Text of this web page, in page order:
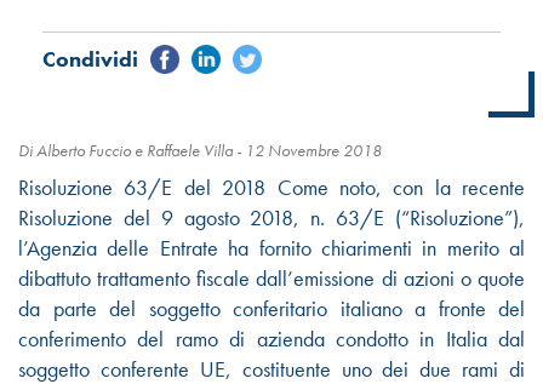
Di Alberto Fuccio e Raffaele Villa - 12 Novembre 2018
Risoluzione 63/E del 2018 Come noto, con la recente
Risoluzione del 9 agosto 2018, n. 63/E (“Risoluzione”),
l’Agenzia delle Entrate ha fornito chiarimenti in merito al
dibattuto trattamento fiscale dall’emissione di azioni o quote
da parte del soggetto conferitario italiano a fronte del
conferimento del ramo di azienda condotto in Italia dal
soggetto conferente UE, costituente uno dei due rami di